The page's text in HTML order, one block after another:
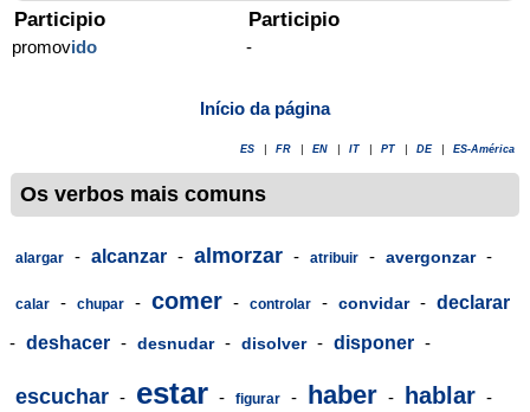
Participio
promovido
Participio
-
Início da página
ES FR EN IT PT DE ES-América
Os verbos mais comuns
alargar - alcanzar - almorzar - atribuir - avergonzar -
calar - chupar - comer - controlar - convidar - declarar
- deshacer - desnudar - disolver - disponer -
escuchar - estar - figurar - haber - hablar -